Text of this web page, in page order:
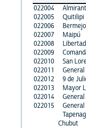
022004
022005
Quitilipi
022006
Bermejo
022007
Maipú
022008
022009
022010
San
022011
022012
9 de
022013
Mayor
022014
022015
Chubut